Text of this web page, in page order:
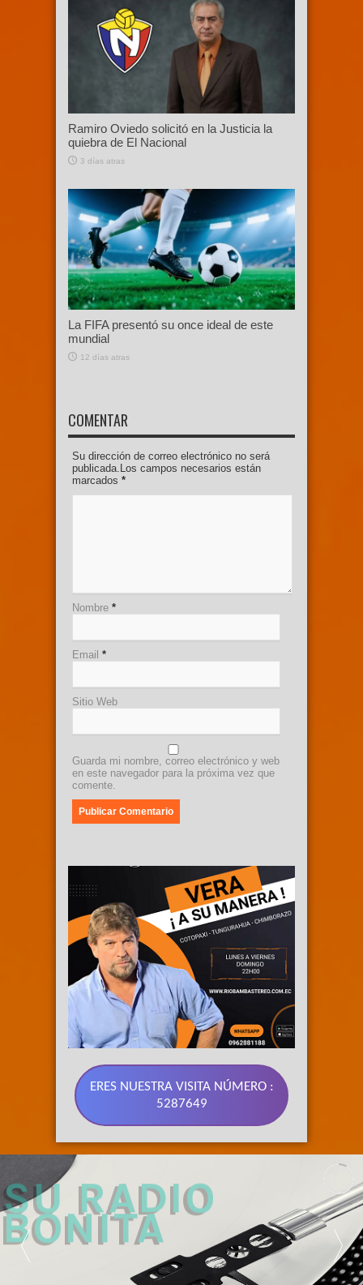
Ramiro Oviedo solicitó en la Justicia la
quiebra de El Nacional
3 días atras
La FIFA presentó su once ideal de este
mundial
12 días atras
COMENTAR
Su dirección de correo electrónico no será
publicada.Los campos necesarios están
marcados *
Nombre *
Email *
Sitio Web
Guarda mi nombre, correo electrónico y web
en este navegador para la próxima vez que
comente.
ERES NUESTRA VISITA NÚMERO :
5287649
89.3 FM
SU RADIO